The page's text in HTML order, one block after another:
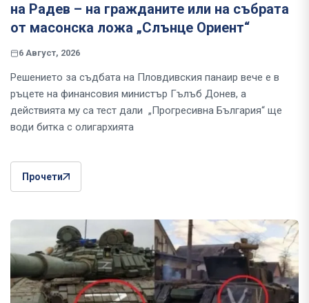
на Радев – на гражданите или на събрата
от масонска ложа „Слънце Ориент“
6 Август, 2026
Решението за съдбата на Пловдивския панаир вече е в
ръцете на финансовия министър Гълъб Донев, а
действията му са тест дали „Прогресивна България“ ще
води битка с олигархията
Прочети